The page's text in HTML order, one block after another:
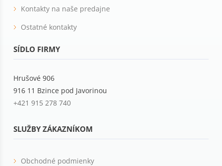
Kontakty na naše predajne
Ostatné kontakty
SÍDLO FIRMY
Hrušové 906
916 11 Bzince pod Javorinou
+421 915 278 740
SLUŽBY ZÁKAZNÍKOM
Obchodné podmienky